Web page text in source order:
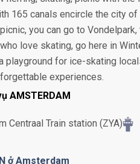
165 canals encircle the city
you can go to
love skating, go here in
playground for ice-skating
experiences.
AMSTERDAM
Centraal Train station (ZYA)
ở Amsterdam